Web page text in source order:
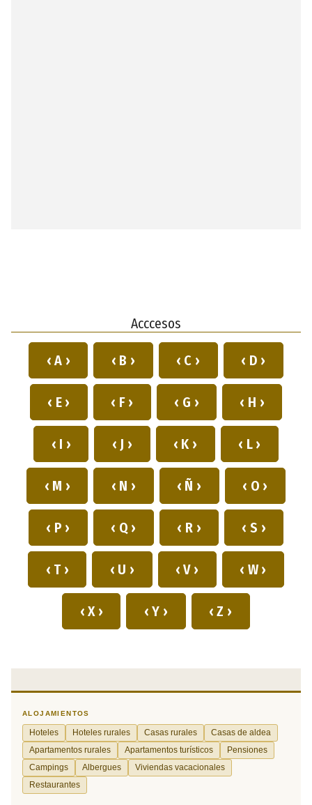
Acccesos
‹ A › ‹ B › ‹ C › ‹ D ›
‹ E › ‹ F › ‹ G › ‹ H ›
‹ I › ‹ J › ‹ K › ‹ L ›
‹ M › ‹ N › ‹ Ñ › ‹ O ›
‹ P › ‹ Q › ‹ R › ‹ S ›
‹ T › ‹ U › ‹ V › ‹ W ›
‹ X › ‹ Y › ‹ Z ›